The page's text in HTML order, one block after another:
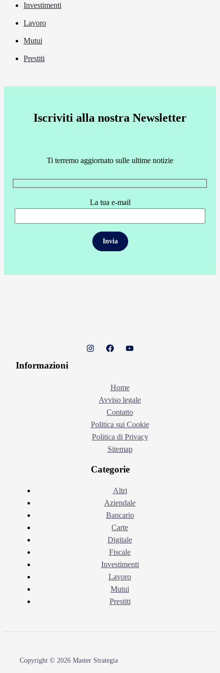
Investimenti
Lavoro
Mutui
Prestiti
Iscriviti alla nostra Newsletter
Ti terremo aggiornato sulle ultime notizie
La tua e-mail
Informazioni
Home
Avviso legale
Contatto
Politica sui Cookie
Politica di Privacy
Sitemap
Categorie
Altri
Aziendale
Bancario
Carte
Digitale
Fiscale
Investimenti
Lavoro
Mutui
Prestiti
Copyright © 2026 Master Strategia